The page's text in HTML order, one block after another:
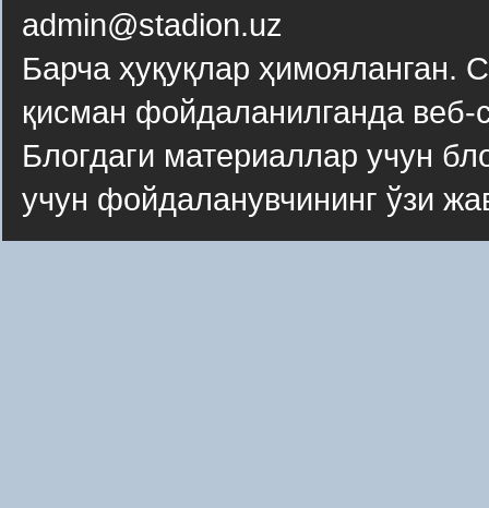
admin@stadion.uz
Барча ҳуқуқлар ҳимояланган.
қисман фойдаланилганда
Блогдаги материаллар учун
учун фойдаланувчининг ўзи